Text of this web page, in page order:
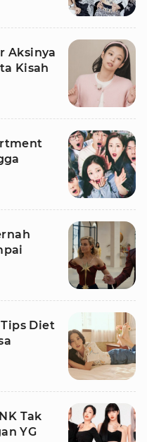
Aksinya
Kisah
Diet
Tak
YG